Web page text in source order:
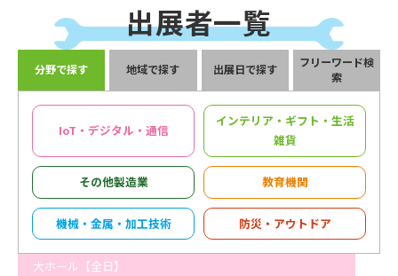
出展者一覧
分野で探す 地域で探す 出展日で探す
フリーワード検
索
IoT・デジタル・通信
インテリア・ギフト・生活
雑貨
その他製造業 教育機関
機械・金属・加工技術 防災・アウトドア
大ホール【全日】